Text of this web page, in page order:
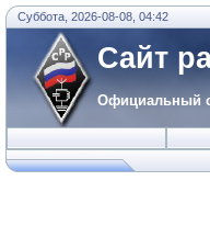
Суббота, 2026-08-08, 04:42
Сайт
Официальный